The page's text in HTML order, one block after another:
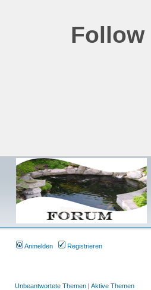
Follow
Anmelden Registrieren
Unbeantwortete Themen | Aktive Themen